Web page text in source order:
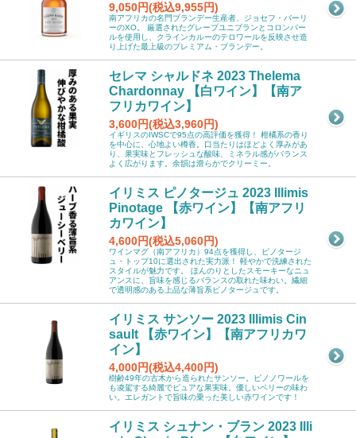
9,050円(税込9,955円)
南アフリカの名門ブランデー生産者、ジョセフ・バーリ
ーのXO。 厳選されたグレープユニブランとコロンバー
ルを使用し、クラインカルーのテロワールを反映させ造
り上げた最上級のプレミアム・ブランデー。
セレマ シャルドネ 2023 Thelema
Chardonnay 【白ワイン】【南ア
フリカワイン】
3,600円(税込3,960円)
イギリスのIWSCで95点の高評価を獲得！ 柑橘系の香り
を中心に、心地よい樽香。口当たりはほどよく厚みがあ
り、果実味とフレッシュな酸味、ミネラル感がバランス
よく広がります。余韻は滑らかでクリーミー。
イリミス ピノタージュ 2023 Illimis
Pinotage 【赤ワイン】【南アフリ
カワイン】
4,600円(税込5,060円)
ワインマグ（南アフリカ）94点を獲得し、ピノタージ
ュ・トップ10に選出された実力派！ 軽やかで洗練された
スタイルが魅力です。 ほんのりとしたスモーキーなニュ
アンスに、旨味を感じるバランスの取れた味わい。繊細
で透明感のある上品な薄旨系ピノタージュです。
イリミス サンソー 2023 Illimis Cin
sault 【赤ワイン】【南アフリカワ
イン】
4,000円(税込4,400円)
樹齢49年の古木から造られたサンソー。ピノノワールを
も凌駕する綺麗でピュアな果実味。優しいベリーの味わ
い。エレガントで旨味の乗った美しい赤ワインです！
イリミス シュナン・ブラン 2023 Illi